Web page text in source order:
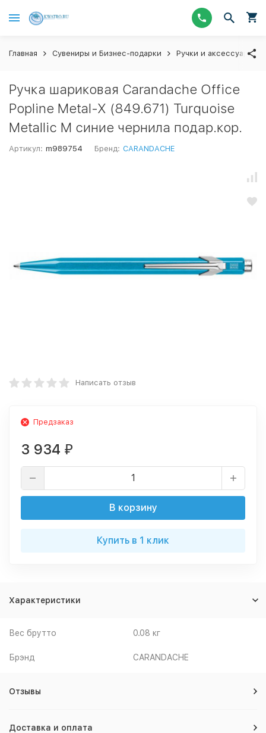
Главная Сувениры и Бизнес-подарки Ручки и аксессуары
Ручка шариковая Carandache Office
Popline Metal-X (849.671) Turquoise
Metallic M синие чернила подар.кор.
Артикул: m989754 Бренд: CARANDACHE
Написать отзыв
Предзаказ
3 934 ₽
В корзину
Купить в 1 клик
Характеристики
Вес брутто 0.08 кг
Брэнд CARANDACHE
Отзывы
Доставка и оплата